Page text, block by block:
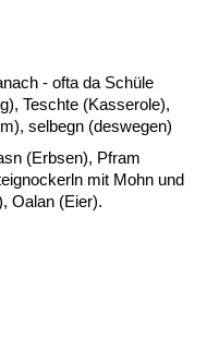
- ofta da Schüle
Teschte (Kasserole),
selbegn (deswegen)
(Erbsen), Pfram
mit Mohn und
Oalan (Eier).